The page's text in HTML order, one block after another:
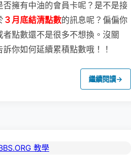
擁有中油的會員卡呢？ 是不是接
３月底結清點數的訊息呢？ 偏偏你
點數還不是很多不想換。 沒關
訴你如何延續累積點數哦！！
繼續閱讀→